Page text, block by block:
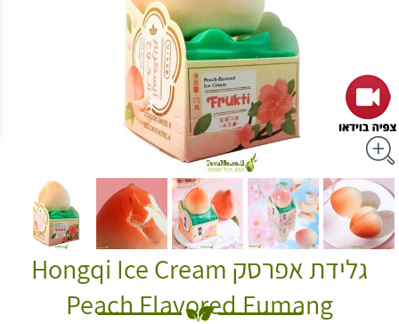
גלידת אפרסק Hongqi Ice Cream
Peach Flavored Fumang